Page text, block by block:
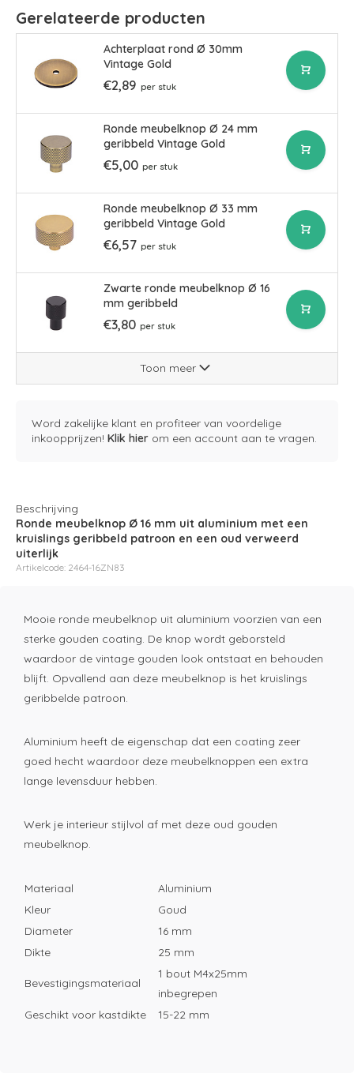
Gerelateerde producten
Achterplaat rond Ø 30mm
Vintage Gold
€2,89 per stuk
Ronde meubelknop Ø 24 mm
geribbeld Vintage Gold
€5,00 per stuk
Ronde meubelknop Ø 33 mm
geribbeld Vintage Gold
€6,57 per stuk
Zwarte ronde meubelknop Ø 16
mm geribbeld
€3,80 per stuk
Toon meer
Word zakelijke klant en profiteer van voordelige
inkoopprijzen! Klik hier om een account aan te vragen.
Beschrijving
Ronde meubelknop Ø 16 mm uit aluminium met een
kruislings geribbeld patroon en een oud verweerd
uiterlijk
Artikelcode: 2464-16ZN83
Mooie ronde meubelknop uit aluminium voorzien van een
sterke gouden coating. De knop wordt geborsteld
waardoor de vintage gouden look ontstaat en behouden
blijft. Opvallend aan deze meubelknop is het kruislings
geribbelde patroon.
Aluminium heeft de eigenschap dat een coating zeer
goed hecht waardoor deze meubelknoppen een extra
lange levensduur hebben.
Werk je interieur stijlvol af met deze oud gouden
meubelknop.
Materiaal
Aluminium
Kleur
Goud
Diameter
16 mm
Dikte
25 mm
Bevestigingsmateriaal
1 bout M4x25mm
inbegrepen
Geschikt voor kastdikte
15-22 mm